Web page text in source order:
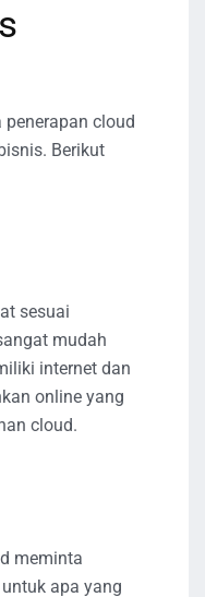
cloud
Berikut
sesuai
mudah
internet dan
online yang
cloud.
meminta
apa yang